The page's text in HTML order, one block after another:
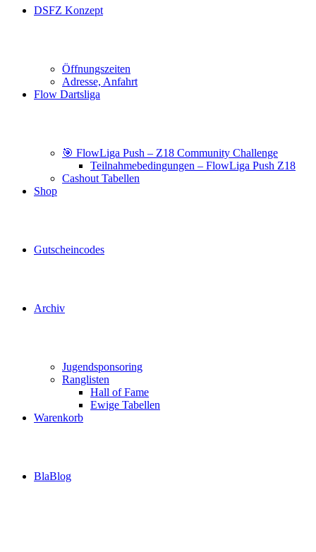
DSFZ Konzept
Öffnungszeiten
Adresse, Anfahrt
Flow Dartsliga
🎯 FlowLiga Push – Z18 Community Challenge
Teilnahmebedingungen – FlowLiga Push Z18
Cashout Tabellen
Shop
Gutscheincodes
Archiv
Jugendsponsoring
Ranglisten
Hall of Fame
Ewige Tabellen
Warenkorb
BlaBlog